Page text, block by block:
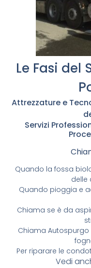
Le Fasi del
Attrezzature e
Servizi
Quando la fossa
delle
Quando pioggia e
Chiama se è da
Chiama
Per riparare le
Vedi